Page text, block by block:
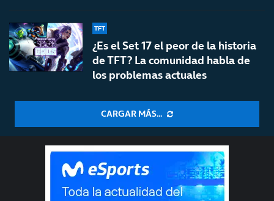
TFT
¿Es el Set 17 el peor de la historia
de TFT? La comunidad habla de
los problemas actuales
CARGAR MÁS...